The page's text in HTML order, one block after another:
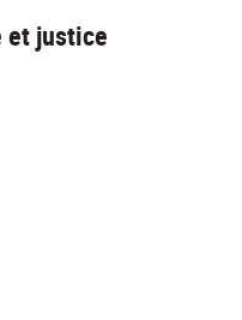
et justice